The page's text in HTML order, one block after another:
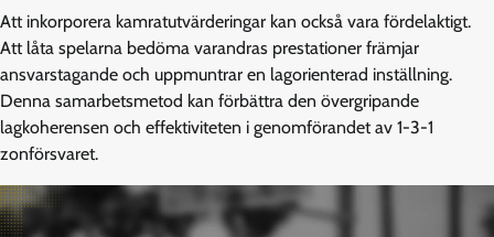
Att inkorporera kamratutvärderingar kan också vara fördelaktigt.
Att låta spelarna bedöma varandras prestationer främjar
ansvarstagande och uppmuntrar en lagorienterad inställning.
Denna samarbetsmetod kan förbättra den övergripande
lagkoherensen och effektiviteten i genomförandet av 1-3-1
zonförsvaret.